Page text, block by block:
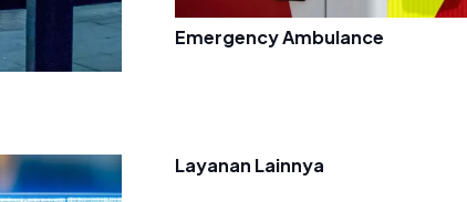
Emergency Ambulance
Layanan Lainnya